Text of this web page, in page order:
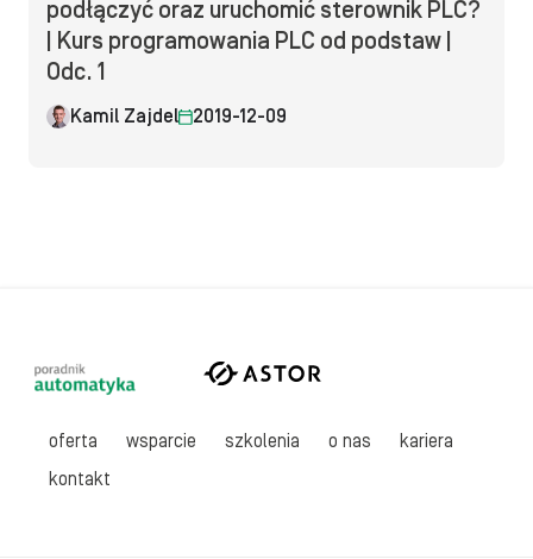
podłączyć oraz uruchomić sterownik PLC?
| Kurs programowania PLC od podstaw |
Odc. 1
Kamil Zajdel 2019-12-09
oferta wsparcie szkolenia o nas
kariera
kontakt